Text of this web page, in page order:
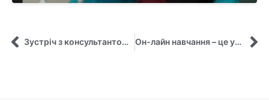
Зустріч з консультантом зі стратегічного управління у рамках Глобального віртуального класу Он-лайн навчання – це унікальні можливості для самовдосконалення та саморозвитку